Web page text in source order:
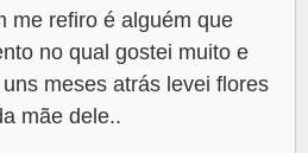
me refiro é alguém que
no qual gostei muito e
meses atrás levei flores
mãe dele..